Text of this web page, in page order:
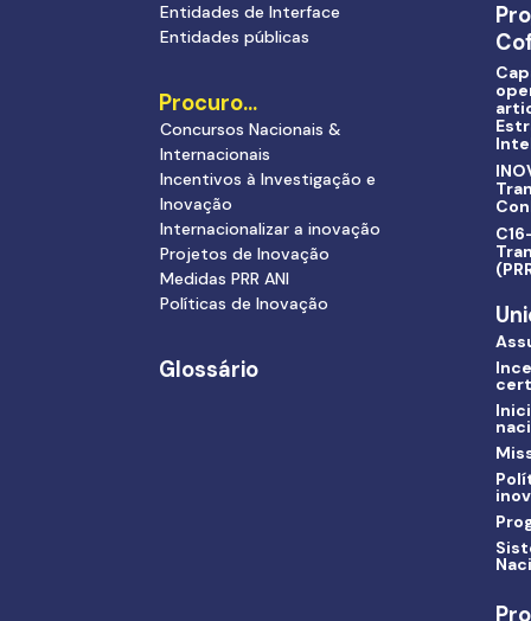
Entidades de Interface
Entidades públicas
Procuro…
Concursos Nacionais &
Internacionais
Incentivos à Investigação e
Inovação
Internacionalizar a inovação
Projetos de Inovação
Medidas PRR ANI
Políticas de Inovação
Glossário